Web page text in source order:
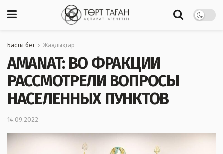
Басты бет Жаңалықтар
AMANAT: ВО ФРАКЦИИ
РАССМОТРЕЛИ ВОПРОСЫ
НАСЕЛЕННЫХ ПУНКТОВ
14.09.2022